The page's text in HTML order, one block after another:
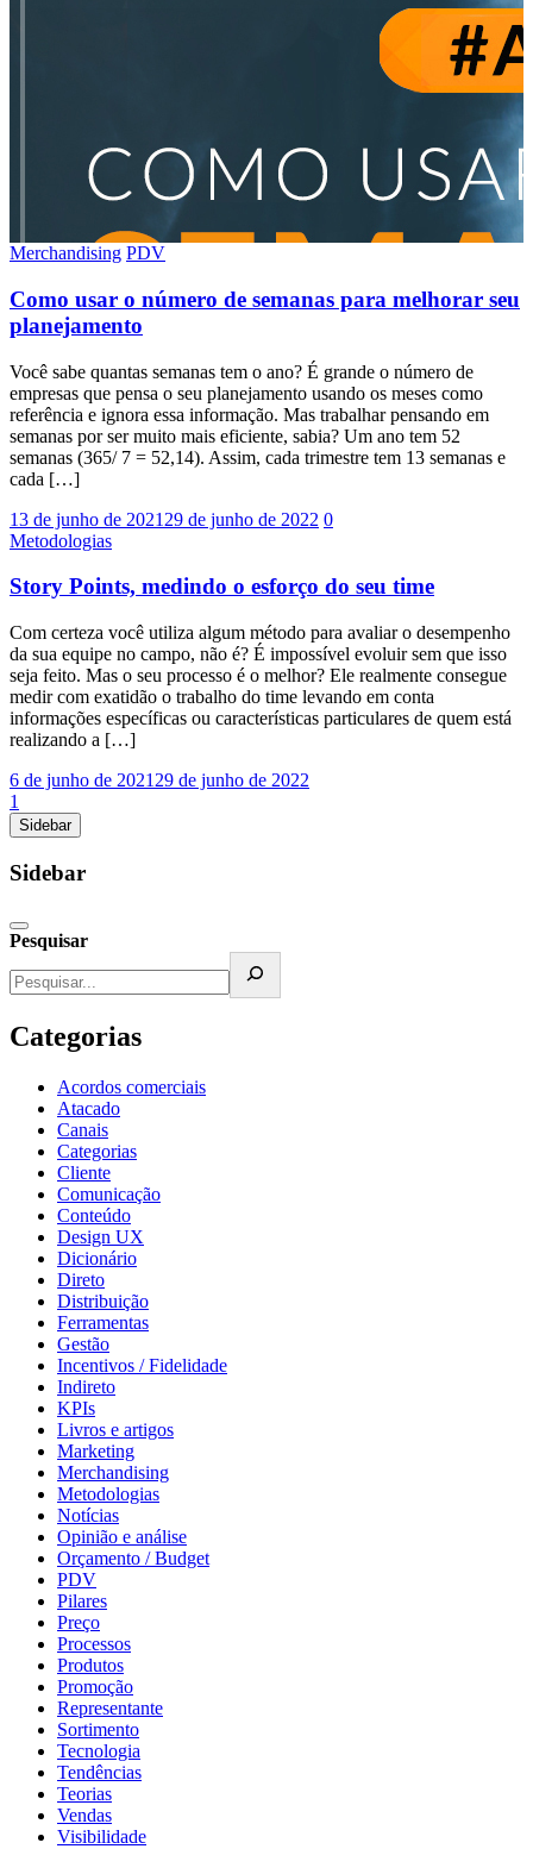
Merchandising PDV
Como usar o número de semanas para melhorar seu
planejamento
Você sabe quantas semanas tem o ano? É grande o número de
empresas que pensa o seu planejamento usando os meses como
referência e ignora essa informação. Mas trabalhar pensando em
semanas por ser muito mais eficiente, sabia? Um ano tem 52
semanas (365/ 7 = 52,14). Assim, cada trimestre tem 13 semanas e
cada […]
13 de junho de 2021 29 de junho de 2022 0
Metodologias
Story Points, medindo o esforço do seu time
Com certeza você utiliza algum método para avaliar o desempenho
da sua equipe no campo, não é? É impossível evoluir sem que isso
seja feito. Mas o seu processo é o melhor? Ele realmente consegue
medir com exatidão o trabalho do time levando em conta
informações específicas ou características particulares de quem está
realizando a […]
6 de junho de 2021 29 de junho de 2022
1
Sidebar
Sidebar
Pesquisar
Categorias
Acordos comerciais
Atacado
Canais
Categorias
Cliente
Comunicação
Conteúdo
Design UX
Dicionário
Direto
Distribuição
Ferramentas
Gestão
Incentivos / Fidelidade
Indireto
KPIs
Livros e artigos
Marketing
Merchandising
Metodologias
Notícias
Opinião e análise
Orçamento / Budget
PDV
Pilares
Preço
Processos
Produtos
Promoção
Representante
Sortimento
Tecnologia
Tendências
Teorias
Vendas
Visibilidade